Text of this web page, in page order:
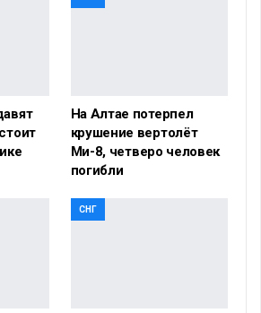
На Алтае потерпел
крушение вертолёт
Ми-8, четверо человек
погибли
СНГ